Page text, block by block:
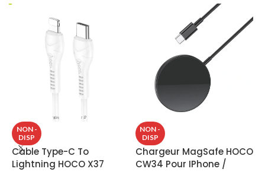
NON -
DISP
Cable Type-C To
Lightning HOCO X37
NON -
DISP
Chargeur MagSafe HOCO
CW34 Pour IPhone /